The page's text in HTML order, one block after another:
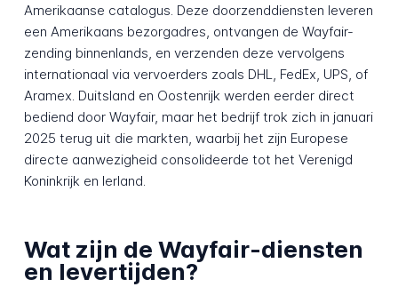
Amerikaanse catalogus. Deze doorzenddiensten leveren
een Amerikaans bezorgadres, ontvangen de Wayfair-
zending binnenlands, en verzenden deze vervolgens
internationaal via vervoerders zoals DHL, FedEx, UPS, of
Aramex. Duitsland en Oostenrijk werden eerder direct
bediend door Wayfair, maar het bedrijf trok zich in januari
2025 terug uit die markten, waarbij het zijn Europese
directe aanwezigheid consolideerde tot het Verenigd
Koninkrijk en Ierland.
Wat zijn de Wayfair-diensten
en levertijden?